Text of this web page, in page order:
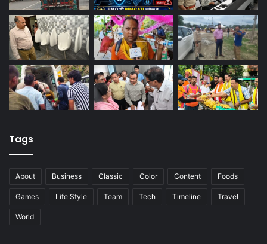
Tags
About Business Classic Color Content Foods
Games Life Style Team Tech Timeline Travel
World